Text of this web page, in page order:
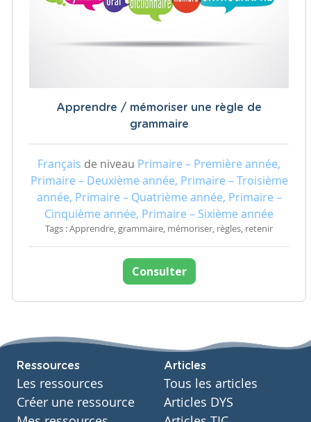
Apprendre / mémoriser une règle de
grammaire
Français de niveau Primaire – Première année,
Primaire – Deuxième année, Primaire – Troisième
année, Primaire – Quatrième année, Primaire –
Cinquième année, Primaire – Sixième année
Tags : Apprendre, grammaire, mémoriser, règles, retenir
Consulter
Ressources
Les ressources
Créer une ressource
Articles
Tous les articles
Articles DYS